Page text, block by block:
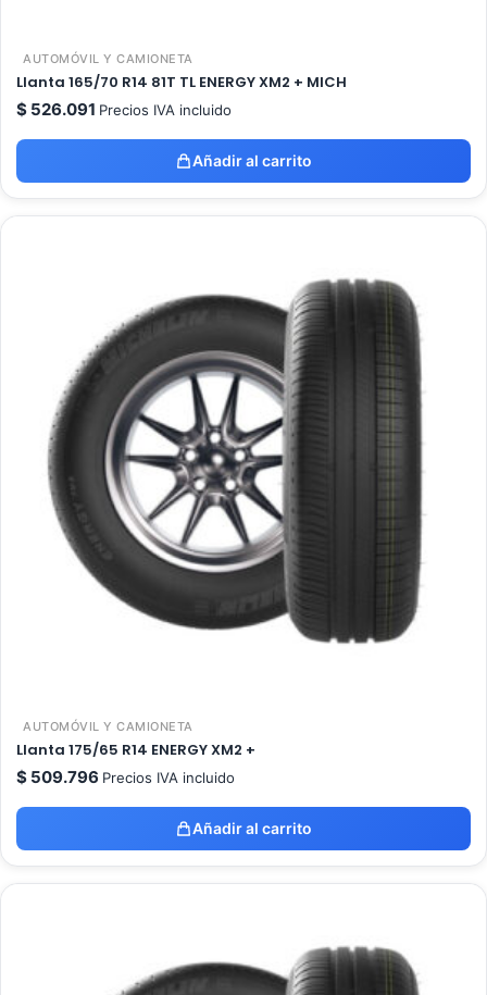
AUTOMÓVIL Y CAMIONETA
Llanta 165/70 R14 81T TL ENERGY XM2 + MICH
$ 526.091 Precios IVA incluido
Añadir al carrito
AUTOMÓVIL Y CAMIONETA
Llanta 175/65 R14 ENERGY XM2 +
$ 509.796 Precios IVA incluido
Añadir al carrito